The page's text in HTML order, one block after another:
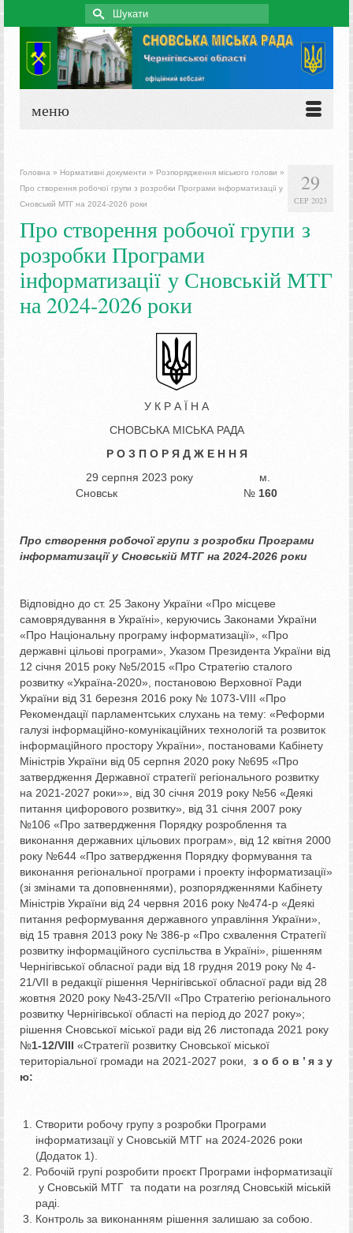
Search
for:
меню
29
СЕР 2023
Головна » Нормативні документи » Розпорядження міського голови »
Про створення робочої групи з розробки Програми інформатизації у
Сновській МТГ на 2024-2026 роки
Про створення робочої групи з
розробки Програми
інформатизації у Сновській МТГ
на 2024-2026 роки
У К Р А Ї Н А
СНОВСЬКА МІСЬКА РАДА
Р О З П О Р Я Д Ж Е Н Н Я
29 серпня 2023 року м.
Сновськ № 160
Про створення робочої групи з розробки Програми
інформатизаціїу Сновській МТГ на 2024-2026 роки
Відповідно до ст. 25 Закону України «Про місцеве
самоврядування в Україні», керуючись Законами України
«Про Національну програму інформатизації», «Про
державні цільові програми», Указом Президента України від
12 січня 2015 року №5/2015 «Про Стратегію сталого
розвитку «Україна-2020», постановою Верховної Ради
України від 31 березня 2016 року № 1073-VIII «Про
Рекомендації парламентських слухань на тему: «Реформи
галузі інформаційно-комунікаційних технологій та розвиток
інформаційного простору України», постановами Кабінету
Міністрів України від 05 серпня 2020 року №695 «Про
затвердження Державної стратегії регіонального розвитку
на 2021-2027 роки»», від 30 січня 2019 року №56 «Деякі
питання цифорового розвитку», від 31 січня 2007 року
№106 «Про затвердження Порядку розроблення та
виконання державних цільових програм», від 12 квітня 2000
року №644 «Про затвердження Порядку формування та
виконання регіональної програми і проекту інформатизації»
(зі змінами та доповненнями), розпорядженнями Кабінету
Міністрів України від 24 червня 2016 року №474-р «Деякі
питання реформування державного управління України»,
від 15 травня 2013 року № 386-р «Про схвалення Стратегії
розвитку інформаційного суспільства в Україні», рішенням
Чернігівської обласної ради від 18 грудня 2019 року № 4-
21/VII в редакції рішення Чернігівської обласної ради від 28
жовтня 2020 року №43-25/VII «Про Стратегію регіонального
розвитку Чернігівської області на період до 2027 року»;
рішення Сновської міської ради від 26 листопада 2021 року
№1­­­-12/VІІІ «Стратегії розвитку Сновської міської
територіальної громади на 2021-2027 роки, з о б о в ’ я з у
ю:
Створити робочу групу з розробки Програми
інформатизації у Сновській МТГ на 2024-2026 роки
(Додаток 1).
Робочій групі розробити проєкт Програми інформатизації
у Сновській МТГ та подати на розгляд Сновській міській
раді.
Контроль за виконанням рішення залишаю за собою.